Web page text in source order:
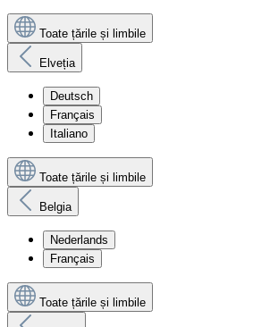
Toate țările și limbile
Elveția
Deutsch
Français
Italiano
Toate țările și limbile
Belgia
Nederlands
Français
Toate țările și limbile